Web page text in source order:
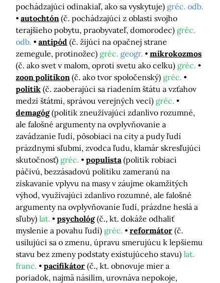
pochádzajúci odinakiaľ, ako sa vyskytuje) gréc. odb.
autochtón (č. pochádzajúci z oblasti svojho
terajšieho pobytu, praobyvateľ, domorodec) gréc.
odb.
antipód (č. žijúci na opačnej strane
zemegule, protinožec) gréc. geogr.
mikrokozmos
(č. ako svet v malom, oproti svetu ako celku) gréc.
zoon politikon (č. ako tvor spoločenský) gréc.
politik (č. zaoberajúci sa riadením štátu a vzťahov
medzi štátmi, správou verejných vecí) gréc.
demagóg (politik zneužívajúci zdanlivo rozumné,
ale falošné argumenty na ovplyvňovanie a
zavádzanie ľudí, pôsobiaci na city a pudy ľudí
prázdnymi sľubmi, zvodca ľudu, klamár skresľujúci
skutočnosť) gréc. populista (politik robiaci
páčivú, bezzásadovú politiku zameranú na
získavanie vplyvu na masy v záujme okamžitých
výhod, využívajúci zdanlivo rozumné, ale falošné
argumenty na ovplyvňovanie ľudí, prázdne heslá a
sľuby) lat. psychológ (č., kt. dokáže odhaliť
myslenie a povahu ľudí) gréc. reformátor (č.
usilujúci sa o zmenu, úpravu smerujúcu k lepšiemu
stavu bez zmeny podstaty existujúceho stavu) lat.
franc.
pacifikátor (č., kt. obnovuje mier a
poriadok, najmä násilím, urovnáva nepokoje,